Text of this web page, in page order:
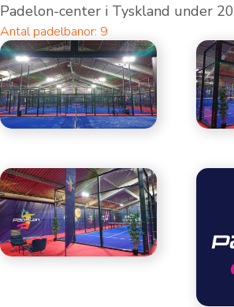
Padelon-center i Tyskland under
Antal padelbanor: 9